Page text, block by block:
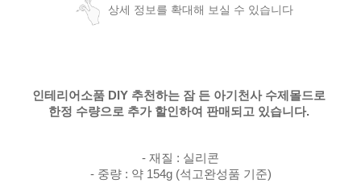
상세 정보를 확대해 보실 수 있습니다
인테리어소품 DIY 추천하는 잠 든 아기천사 수제몰드로
한정 수량으로 추가 할인하여 판매되고 있습니다.
- 재질 : 실리콘
- 중량 : 약 154g (석고완성품 기준)